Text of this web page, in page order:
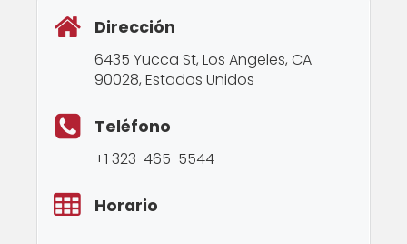
Dirección
6435 Yucca St, Los Angeles, CA
90028, Estados Unidos
Teléfono
+1 323-465-5544
Horario